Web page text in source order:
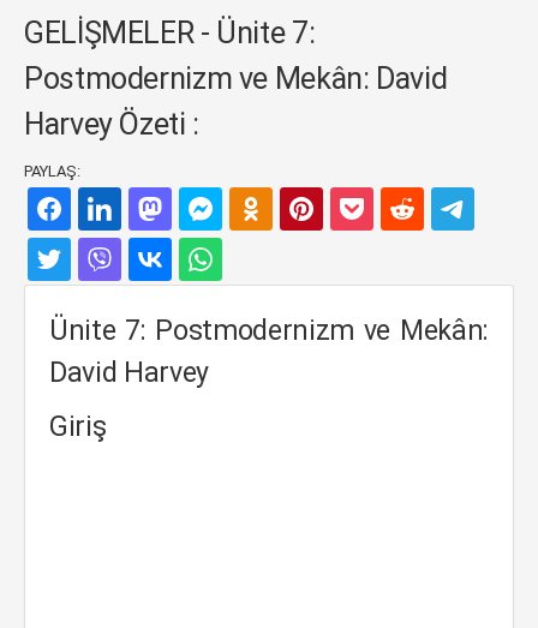
GELİŞMELER - Ünite 7:
Postmodernizm ve Mekân: David
Harvey Özeti :
PAYLAŞ:
Ünite 7: Postmodernizm ve Mekân:
David Harvey
Giriş